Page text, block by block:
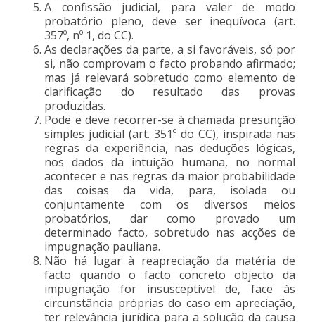
A confissão judicial, para valer de modo
probatório pleno, deve ser inequívoca (art.
357º, nº 1, do CC).
As declarações da parte, a si favoráveis, só por
si, não comprovam o facto probando afirmado;
mas já relevará sobretudo como elemento de
clarificação do resultado das provas
produzidas.
Pode e deve recorrer-se à chamada presunção
simples judicial (art. 351º do CC), inspirada nas
regras da experiência, nas deduções lógicas,
nos dados da intuição humana, no normal
acontecer e nas regras da maior probabilidade
das coisas da vida, para, isolada ou
conjuntamente com os diversos meios
probatórios, dar como provado um
determinado facto, sobretudo nas acções de
impugnação pauliana.
Não há lugar à reapreciação da matéria de
facto quando o facto concreto objecto da
impugnação for insusceptível de, face às
circunstância próprias do caso em apreciação,
ter relevância jurídica para a solução da causa